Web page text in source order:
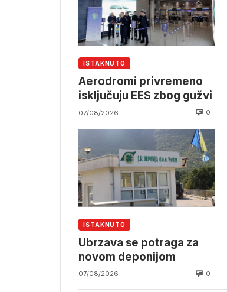
ISTAKNUTO
Aerodromi privremeno
isključuju EES zbog gužvi
07/08/2026 0
ISTAKNUTO
Ubrzava se potraga za
novom deponijom
07/08/2026 0